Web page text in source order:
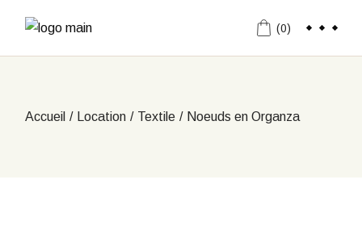
contenu
(0)
Accueil Location Textile Noeuds en Organza